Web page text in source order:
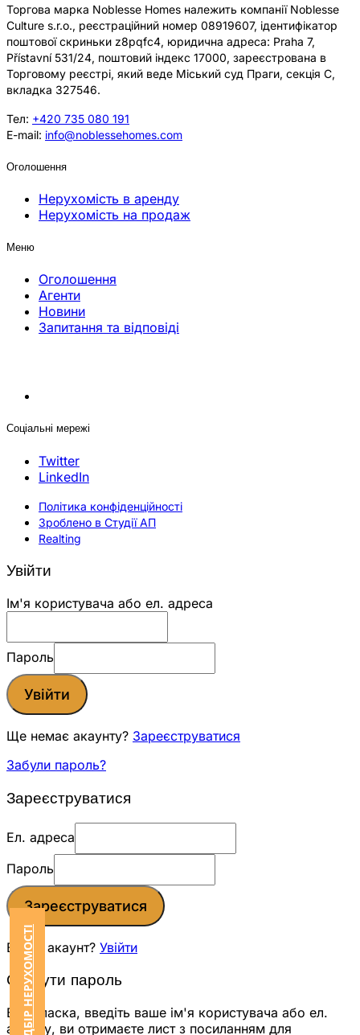
Торгова марка Noblesse Homes належить компанії Noblesse
Culture s.r.o., реєстраційний номер 08919607, ідентифікатор
поштової скриньки z8pqfc4, юридична адреса: Praha 7,
Přístavní 531/24, поштовий індекс 17000, зареєстрована в
Торговому реєстрі, який веде Міський суд Праги, секція C,
вкладка 327546.
Тел: +420 735 080 191
E-mail: info@noblessehomes.com
Оголошення
Нерухомість в аренду
Нерухомість на продаж
Меню
Оголошення
Агенти
Новини
Запитання та відповіді
Соціальні мережі
Twitter
LinkedIn
Політика конфіденційності
Зроблено в Студії АП
Realting
Увійти
Ім'я користувача або ел. адреса
Пароль
Увійти
Ще немає акаунту? Зареєструватися
Забули пароль?
Зареєструватися
Ел. адреса
Пароль
Зареєструватися
Вже є акаунт? Увійти
Скинути пароль
Будь ласка, введіть ваше ім'я користувача або ел.
адресу, ви отримаєте лист з посиланням для